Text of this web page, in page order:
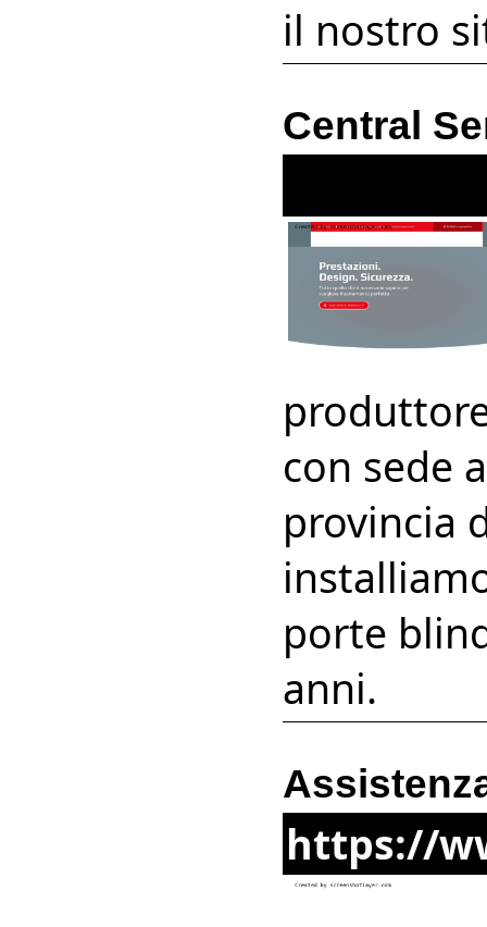
il nostro
Central
con sede
provincia
porte
anni.
https://